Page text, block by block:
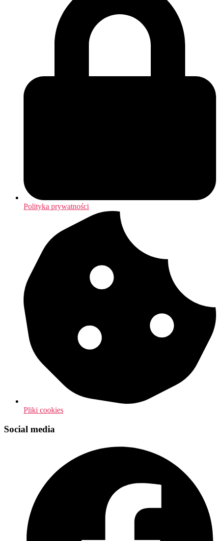
Polityka prywatności
Pliki cookies
Social media